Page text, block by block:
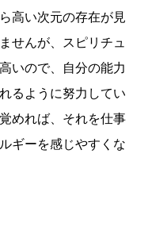
高い次元の存在が見
せんが、スピリチュ
いので、自分の能力
るように努力してい
めれば、それを仕事
ギーを感じやすくな